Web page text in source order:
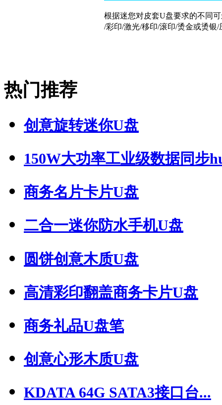
根据迷您对皮套U盘要求的不同
/彩印/激光/移印/滚印/烫金或烫银
热门推荐
创意旋转迷你U盘
150W大功率工业级数据同步
商务名片卡片U盘
二合一迷你防水手机U盘
圆饼创意木质U盘
高清彩印翻盖商务卡片U盘
商务礼品U盘笔
创意心形木质U盘
KDATA 64G SATA3接口台...